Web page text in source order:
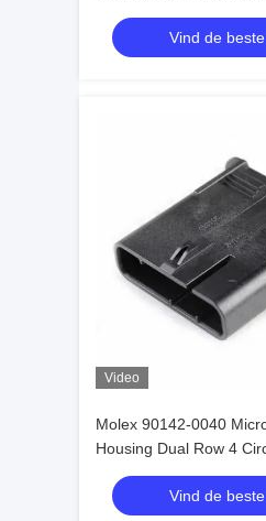
Autoverbindingen
Vind de
Video
Molex 90142-0040
Housing Dual Row 4
mm In voorraad 90142-
Vind de